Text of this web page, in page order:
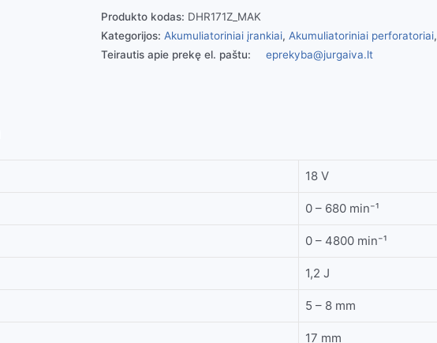
Produkto kodas: DHR171Z_MAK
Kategorijos: Akumuliatoriniai įrankiai, Akumuliatoriniai perforatoriai,
Teirautis apie prekę el. paštu:
eprekyba@jurgaiva.lt
18 V
0 – 680 min⁻¹
0 – 4800 min⁻¹
1,2 J
5 – 8 mm
17 mm